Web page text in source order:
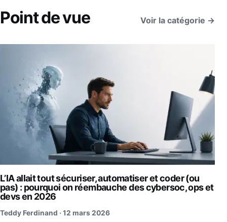
Point de vue Voir la catégorie →
L’IA allait tout sécuriser, automatiser et coder (ou
pas) : pourquoi on réembauche des cybersoc, ops et
devs en 2026
Teddy Ferdinand · 12 mars 2026